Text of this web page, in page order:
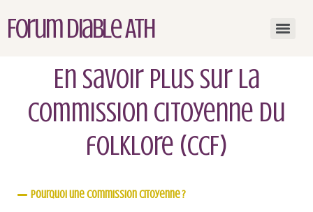
Forum Diable Ath
En savoir plus sur la
Commission citoyenne du
folklore (CCF)
Pourquoi une commission citoyenne ?